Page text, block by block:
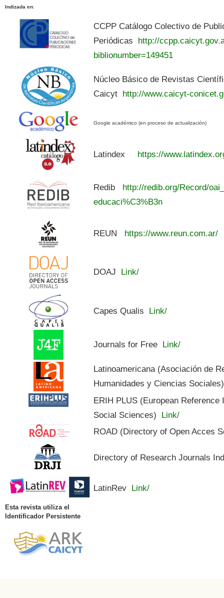
Indizada en:
CCPP Catálogo Colectivo de
Periódicas http://
biblionumber=149451
Núcleo Básico de Revistas
Caicyt http://www.caicyt-
Google académico (en proceso de actualización)
Latindex https://
Redib
http://redib.org/Record/
educaci%C3%B3n
REUN https://www.reun.com.ar/
DOAJ Link/
Capes Qualis Link/
Journals for Free Link/
Latinoamericana (Asociación de
Humanidades y Ciencias Sociales)
ERIH PLUS (European
Social Sciences) Link/
ROAD (Directory of Open Acces
Directory of Research Journals
LatinRev Link/
Esta revista utiliza el
Identificador Persistente